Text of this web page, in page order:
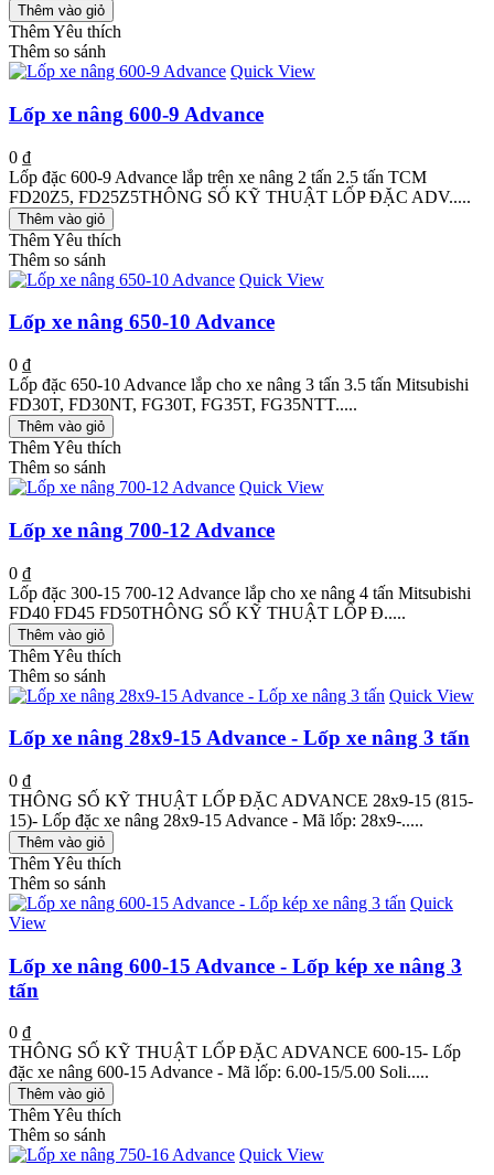
Thêm vào giỏ
Thêm Yêu thích
Thêm so sánh
Quick View
Lốp xe nâng 600-9 Advance
0 ₫
Lốp đặc 600-9 Advance lắp trên xe nâng 2 tấn 2.5 tấn TCM
FD20Z5, FD25Z5THÔNG SỐ KỸ THUẬT LỐP ĐẶC ADV.....
Thêm vào giỏ
Thêm Yêu thích
Thêm so sánh
Quick View
Lốp xe nâng 650-10 Advance
0 ₫
Lốp đặc 650-10 Advance lắp cho xe nâng 3 tấn 3.5 tấn Mitsubishi
FD30T, FD30NT, FG30T, FG35T, FG35NTT.....
Thêm vào giỏ
Thêm Yêu thích
Thêm so sánh
Quick View
Lốp xe nâng 700-12 Advance
0 ₫
Lốp đặc 300-15 700-12 Advance lắp cho xe nâng 4 tấn Mitsubishi
FD40 FD45 FD50THÔNG SỐ KỸ THUẬT LỐP Đ.....
Thêm vào giỏ
Thêm Yêu thích
Thêm so sánh
Quick View
Lốp xe nâng 28x9-15 Advance - Lốp xe nâng 3 tấn
0 ₫
THÔNG SỐ KỸ THUẬT LỐP ĐẶC ADVANCE 28x9-15 (815-
15)- Lốp đặc xe nâng 28x9-15 Advance - Mã lốp: 28x9-.....
Thêm vào giỏ
Thêm Yêu thích
Thêm so sánh
Quick
View
Lốp xe nâng 600-15 Advance - Lốp kép xe nâng 3
tấn
0 ₫
THÔNG SỐ KỸ THUẬT LỐP ĐẶC ADVANCE 600-15- Lốp
đặc xe nâng 600-15 Advance - Mã lốp: 6.00-15/5.00 Soli.....
Thêm vào giỏ
Thêm Yêu thích
Thêm so sánh
Quick View